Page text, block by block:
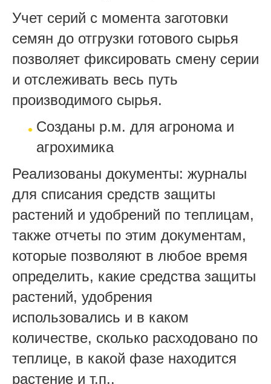
Учет серий с момента заготовки
семян до отгрузки готового сырья
позволяет фиксировать смену серии
и отслеживать весь путь
производимого сырья.
Созданы р.м. для агронома и
агрохимика
Реализованы документы: журналы
для списания средств защиты
растений и удобрений по теплицам,
также отчеты по этим документам,
которые позволяют в любое время
определить, какие средства защиты
растений, удобрения
использовались и в каком
количестве, сколько расходовано по
теплице, в какой фазе находится
растение и т.п..